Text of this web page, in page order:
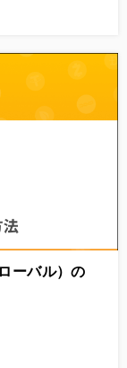
ーバル）の